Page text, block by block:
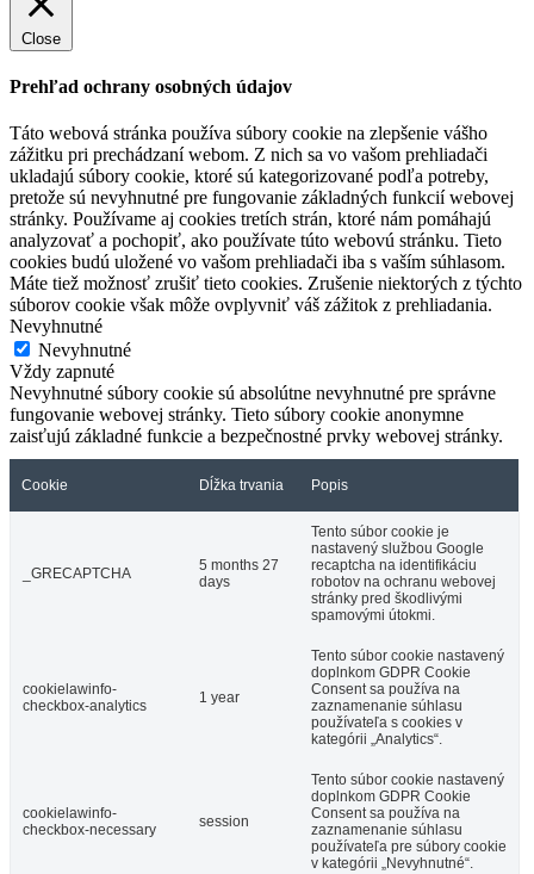
Close
Prehľad ochrany osobných údajov
Táto webová stránka používa súbory cookie na zlepšenie vášho
zážitku pri prechádzaní webom. Z nich sa vo vašom prehliadači
ukladajú súbory cookie, ktoré sú kategorizované podľa potreby,
pretože sú nevyhnutné pre fungovanie základných funkcií webovej
stránky. Používame aj cookies tretích strán, ktoré nám pomáhajú
analyzovať a pochopiť, ako používate túto webovú stránku. Tieto
cookies budú uložené vo vašom prehliadači iba s vaším súhlasom.
Máte tiež možnosť zrušiť tieto cookies. Zrušenie niektorých z týchto
súborov cookie však môže ovplyvniť váš zážitok z prehliadania.
Nevyhnutné
Nevyhnutné
Vždy zapnuté
Nevyhnutné súbory cookie sú absolútne nevyhnutné pre správne
fungovanie webovej stránky. Tieto súbory cookie anonymne
zaisťujú základné funkcie a bezpečnostné prvky webovej stránky.
Cookie Dĺžka trvania Popis
_GRECAPTCHA
5 months 27
days
Tento súbor cookie je
nastavený službou Google
recaptcha na identifikáciu
robotov na ochranu webovej
stránky pred škodlivými
spamovými útokmi.
cookielawinfo-
checkbox-analytics
1 year
Tento súbor cookie nastavený
doplnkom GDPR Cookie
Consent sa používa na
zaznamenanie súhlasu
používateľa s cookies v
kategórii „Analytics“.
cookielawinfo-
checkbox-necessary
session
Tento súbor cookie nastavený
doplnkom GDPR Cookie
Consent sa používa na
zaznamenanie súhlasu
používateľa pre súbory cookie
v kategórii „Nevyhnutné“.